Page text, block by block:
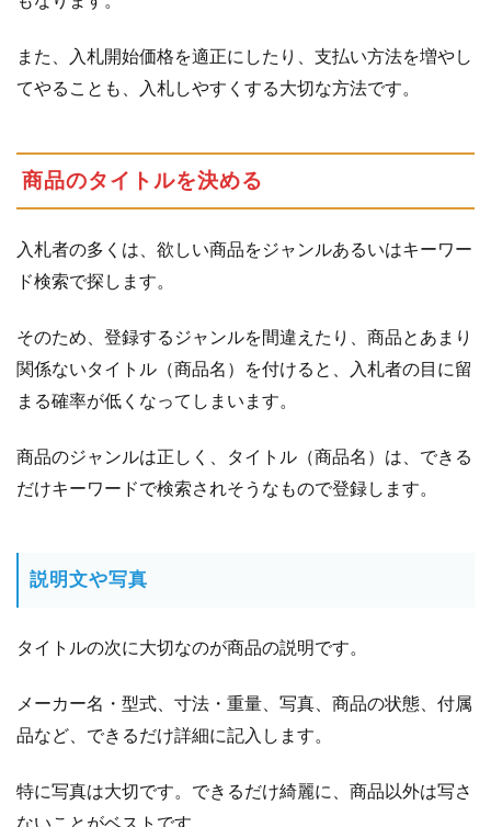
また、入札開始価格を適正にしたり、支払い方法を増やし
てやることも、入札しやすくする大切な方法です。
商品のタイトルを決める
入札者の多くは、欲しい商品をジャンルあるいはキーワー
ド検索で探します。
そのため、登録するジャンルを間違えたり、商品とあまり
関係ないタイトル（商品名）を付けると、入札者の目に留
まる確率が低くなってしまいます。
商品のジャンルは正しく、タイトル（商品名）は、できる
だけキーワードで検索されそうなもので登録します。
説明文や写真
タイトルの次に大切なのが商品の説明です。
メーカー名・型式、寸法・重量、写真、商品の状態、付属
品など、できるだけ詳細に記入します。
特に写真は大切です。できるだけ綺麗に、商品以外は写さ